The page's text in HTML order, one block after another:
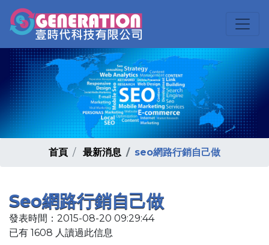
首頁 最新消息 seo網路行銷自己做
Seo網路行銷自己做
發表時間：2015-08-20 09:29:44
已有 1608 人讀過此信息